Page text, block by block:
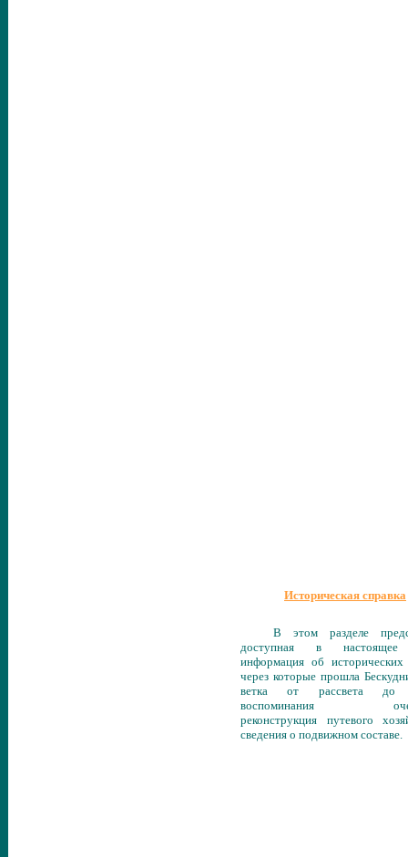
Историческая справка
В этом разделе
доступная в настоящее
информация об исторических
через которые прошла
ветка от рассвета до
воспоминания
реконструкция путевого
сведения о подвижном составе.